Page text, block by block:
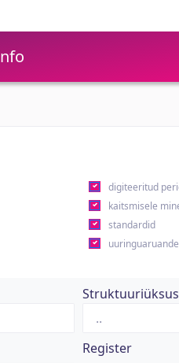
digiteeritud
kaitsmisele
standardid
Struktuuriüksus
Register